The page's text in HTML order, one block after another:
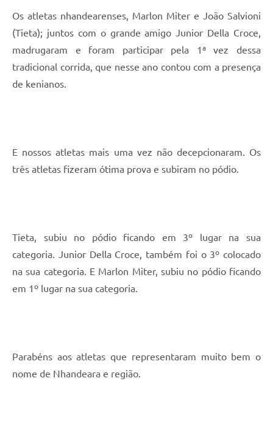
Os atletas nhandearenses, Marlon Miter e João Salvioni
(Tieta); juntos com o grande amigo Junior Della Croce,
madrugaram e foram participar pela 1ª vez dessa
tradicional corrida, que nesse ano contou com a presença
de kenianos.
E nossos atletas mais uma vez não decepcionaram. Os
três atletas fizeram ótima prova e subiram no pódio.
Tieta, subiu no pódio ficando em 3º lugar na sua
categoria. Junior Della Croce, também foi o 3º colocado
na sua categoria. E Marlon Miter, subiu no pódio ficando
em 1º lugar na sua categoria.
Parabéns aos atletas que representaram muito bem o
nome de Nhandeara e região.